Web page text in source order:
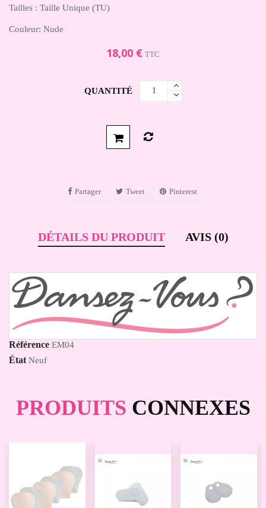
Tailles : Taille Unique (TU)
Couleur: Nude
18,00 € TTC
QUANTITÉ
Partager Tweet Pinterest
DÉTAILS DU PRODUIT AVIS (0)
Référence EM04
État Neuf
PRODUITS CONNEXES